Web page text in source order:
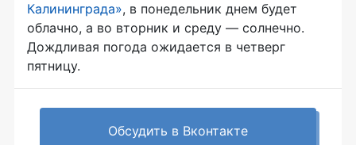
Калининграда», в понедельник днем будет
облачно, а во вторник и среду — солнечно.
Дождливая погода ожидается в четверг
пятницу.
Обсудить в Вконтакте